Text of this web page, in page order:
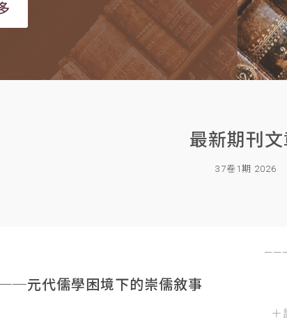
最新期刊文
37卷1期 2026
元代儒學困境下的崇儒敘事
＋